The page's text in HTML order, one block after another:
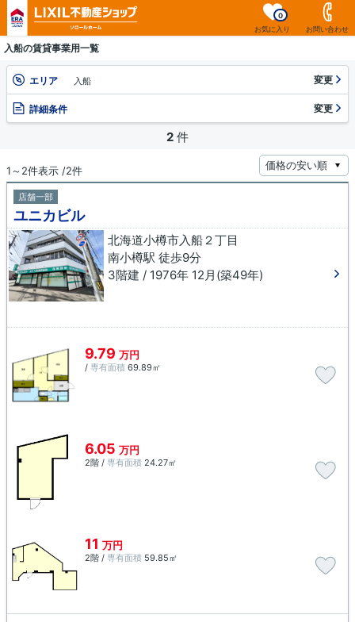
お気に入り
0
お問い合わせ
入船の賃貸事業用一覧
エリア 入船 変更
詳細条件 変更
2 件
1～2件表示 /2件
店舗一部
ユニカビル
北海道小樽市入船２丁目
南小樽駅 徒歩9分
3階建 / 1976年 12月(築49年)
9.79 万円
/ 専有面積 69.89㎡
6.05 万円
2階 / 専有面積 24.27㎡
11 万円
2階 / 専有面積 59.85㎡